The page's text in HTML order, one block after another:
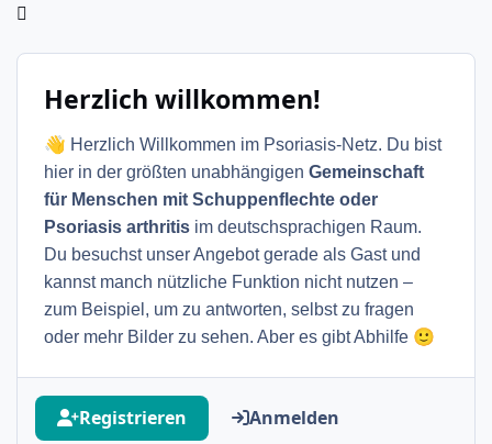
Herzlich willkommen!
👋 Herzlich Willkommen im Psoriasis-Netz. Du bist
hier in der größten unabhängigen Gemeinschaft
für Menschen mit Schuppenflechte oder
Psoriasis arthritis im deutschsprachigen Raum.
Du besuchst unser Angebot gerade als Gast und
kannst manch nützliche Funktion nicht nutzen –
zum Beispiel, um zu antworten, selbst zu fragen
oder mehr Bilder zu sehen. Aber es gibt Abhilfe 🙂
Registrieren Anmelden